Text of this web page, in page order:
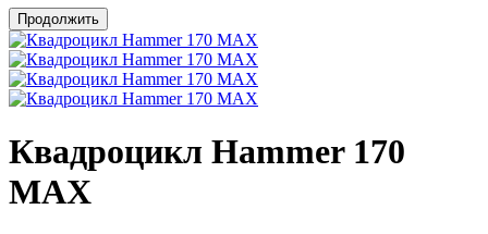
Продолжить
Квадроцикл Hammer 170
MAX